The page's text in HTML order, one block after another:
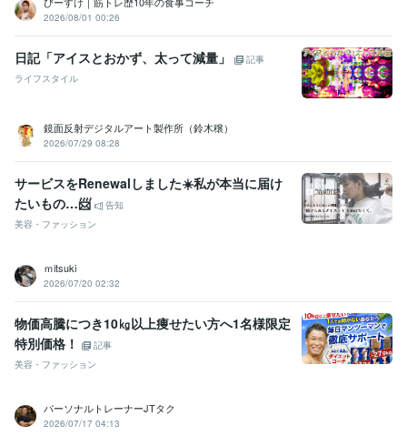
ダイエット トレーナーパーソナル ダイエット食事
パーソナルトレーナー
ボディメイク
トレーニングメニュー
オンラインレッスン・習い事 １ヶ月徹底サポート
トレーニングメニュー
学歴
さいたま柔整専門学校
2026/08/01 00:26
日記「アイスとおかず、太って減量」
記事
ライフスタイル
鏡面反射デジタルアート製作所（鈴木穣）
2026/07/29 08:28
サービスをRenewalしました☀️私が本当に届け
たいもの…📨
告知
美容・ファッション
ｍitsuki
2026/07/20 02:32
物価高騰につき10㎏以上痩せたい方へ1名様限定
特別価格！
記事
美容・ファッション
パーソナルトレーナーJTタク
2026/07/17 04:13